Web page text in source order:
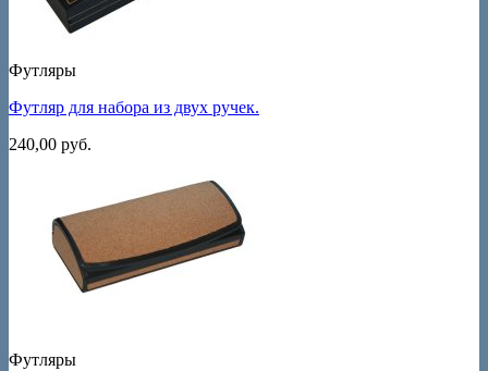
Футляры
Футляр для набора из двух ручек.
240,00 руб.
Футляры